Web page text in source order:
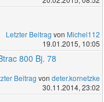
Letzter Beitrag von Michel112
19.01.2015, 10:05
800 Bj. 78
Beitrag von deter.kornetzke
30.11.2014, 23:02